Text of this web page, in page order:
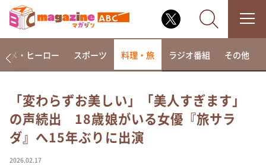
なるみ・岡村の過ぎるTV
相席食堂
これ余談なんですけど・・・
メ・ヒーロー スポーツ 料理・旅 ラジオ番組 その他
「変わらずお美しい」「美人すぎます」
の声続出 18歳娘がいる女優『旅サラ
ダ』へ15年ぶりに出演
2026.02.17